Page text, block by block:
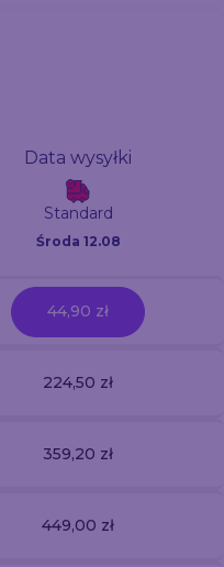
Data wysyłki
Standard
Środa 12.08
44,90 zł
224,50 zł
359,20 zł
449,00 zł